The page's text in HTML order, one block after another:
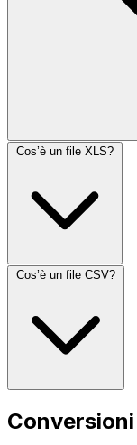
Cos’è un file XLS?
Cos’è un file CSV?